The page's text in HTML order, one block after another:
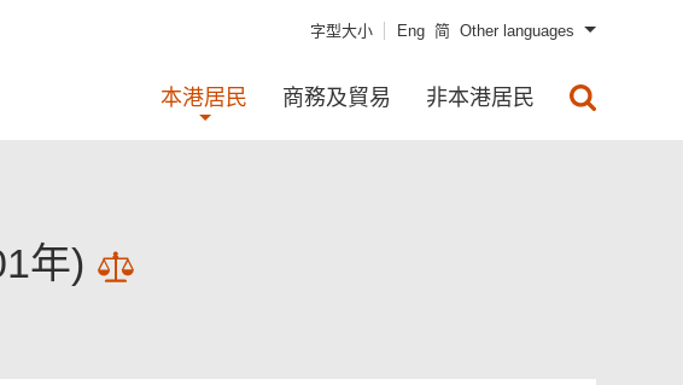
字型大小 Eng 简 Other languages
本港居民 商務及貿易 非本港居民
年)